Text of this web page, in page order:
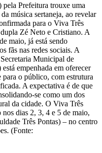
Prefeitura trouxe uma
música sertaneja, ao revelar
para o Viva Três
Zé Neto e Cristiano. A
maio, já está sendo
fãs nas redes sociais. A
Municipal de
empenhada em oferecer
para o público, com estrutura
A expectativa é de que
se como um dos
da cidade. O Viva Três
dias 2, 3, 4 e 5 de maio,
Três Pontas) – no centro
(Fonte: